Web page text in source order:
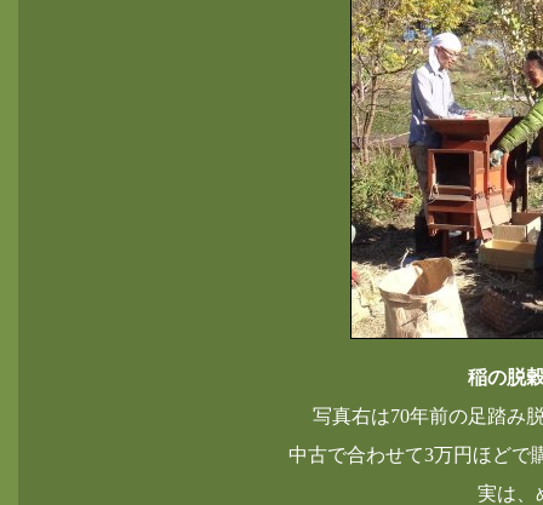
稲の脱
写真右は70年前の足踏み
中古で合わせて3万円ほどで
実は、